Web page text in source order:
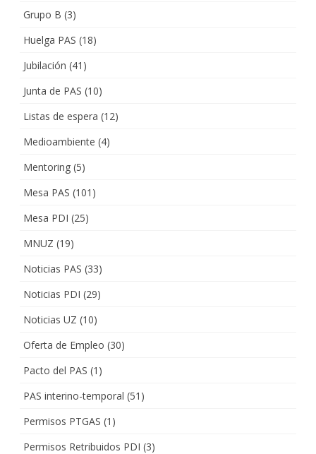
Grupo B (3)
Huelga PAS (18)
Jubilación (41)
Junta de PAS (10)
Listas de espera (12)
Medioambiente (4)
Mentoring (5)
Mesa PAS (101)
Mesa PDI (25)
MNUZ (19)
Noticias PAS (33)
Noticias PDI (29)
Noticias UZ (10)
Oferta de Empleo (30)
Pacto del PAS (1)
PAS interino-temporal (51)
Permisos PTGAS (1)
Permisos Retribuidos PDI (3)